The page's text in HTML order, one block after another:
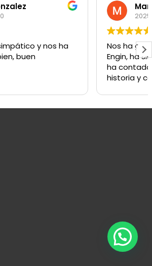
Maria Pilar Lostal
Nos ha gustado mucho la
Engin, ha sido muy interesante
ha contado cosas curiosas y
historia y consejos prácticos